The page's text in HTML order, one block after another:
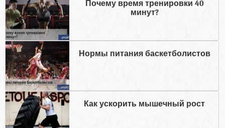
Почему время тренировки 40
минут?
Нормы питания баскетболистов
Как ускорить мышечный рост